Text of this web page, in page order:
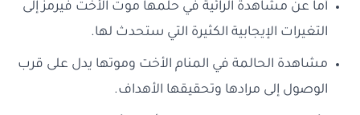
أما عن مشاهدة الرائية في حلمها موت الأخت فيرمز إلى
التغيرات الإيجابية الكثيرة التي ستحدث لها.
مشاهدة الحالمة في المنام الأخت وموتها يدل على قرب
الوصول إلى مرادها وتحقيقها الأهداف.